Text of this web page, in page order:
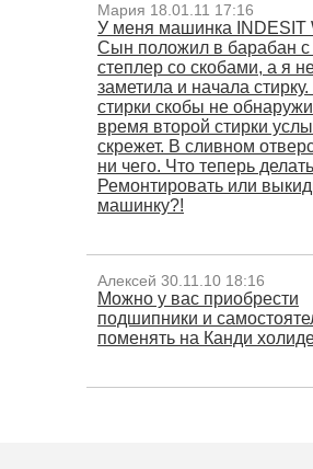
Мария 18.01.11 17:16
У меня машинка INDESIT
Сын положил в барабан с
степлер со скобами, а я
заметила и начала
стирки скобы не
время второй стирки
скрежет. В сливном
ни чего. Что теперь
Ремонтировать или
машинку?!
Алексей 30.11.10 18:16
Можно у вас приобрести
подшипники и
поменять на Канди